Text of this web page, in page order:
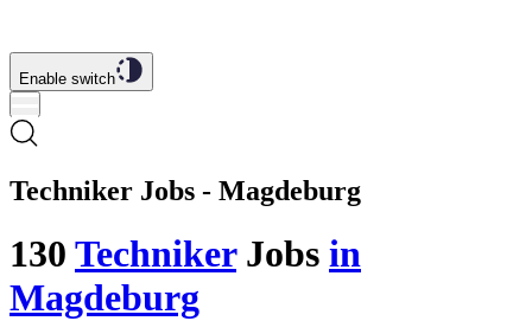
Enable switch
Techniker Jobs - Magdeburg
130 TechnikerJobs in
Magdeburg